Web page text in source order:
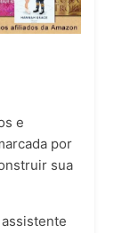
e
por
sua